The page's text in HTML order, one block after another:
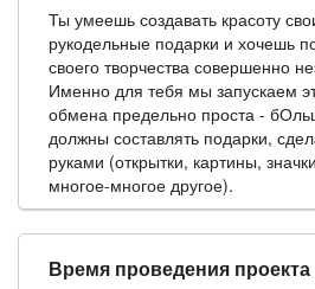
Ты умеешь создавать красоту
рукодельные подарки и хочешь
своего творчества совершенно
Именно для тебя мы запускаем
обмена предельно проста -
должны составлять подарки,
руками (открытки, картины,
многое-многое другое).
Время проведения проекта